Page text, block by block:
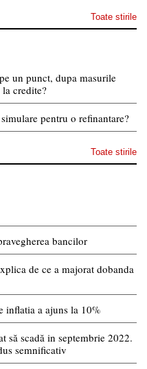
Toate stirile
un punct, dupa masurile
credite?
pentru o refinantare?
Toate stirile
bancilor
de ce a majorat dobanda
inflatia a ajuns la 10%
să scadă in septembrie 2022.
semnificativ